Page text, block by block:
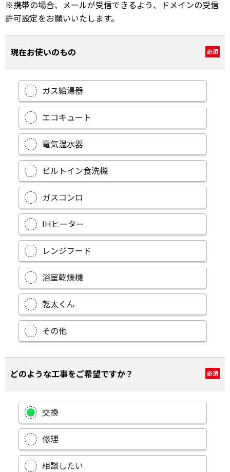
※携帯の場合、メールが受信できるよう、ドメインの受信
許可設定をお願いいたします。
現在お使いのもの 必須
ガス給湯器
エコキュート
電気温水器
ビルトイン食洗機
ガスコンロ
IHヒーター
レンジフード
浴室乾燥機
乾太くん
その他
どのような工事をご希望ですか？ 必須
交換
修理
相談したい